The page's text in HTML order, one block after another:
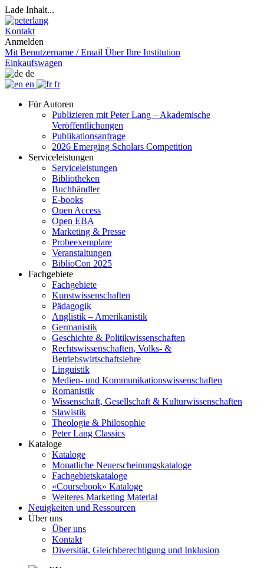
Lade Inhalt...
Kontakt
Anmelden
Mit Benutzername / Email Über Ihre Institution
Einkaufswagen
de
en
fr
Für Autoren
Publizieren mit Peter Lang – Akademische
Veröffentlichungen
Publikationsanfrage
2026 Emerging Scholars Competition
Serviceleistungen
Serviceleistungen
Bibliotheken
Buchhändler
E-books
Open Access
Open EBA
Marketing & Presse
Probeexemplare
Veranstaltungen
BiblioCon 2025
Fachgebiete
Fachgebiete
Kunstwissenschaften
Pädagogik
Anglistik – Amerikanistik
Germanistik
Geschichte & Politikwissenschaften
Rechtswissenschaften, Volks- &
Betriebswirtschaftslehre
Linguistik
Medien- und Kommunikationswissenschaften
Romanistik
Wissenschaft, Gesellschaft & Kulturwissenschaften
Slawistik
Theologie & Philosophie
Peter Lang Classics
Kataloge
Kataloge
Monatliche Neuerscheinungskataloge
Fachgebietskataloge
«Coursebook» Kataloge
Weiteres Marketing Material
Neuigkeiten und Ressourcen
Über uns
Über uns
Kontakt
Diversität, Gleichberechtigung und Inklusion